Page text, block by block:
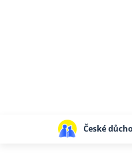
České